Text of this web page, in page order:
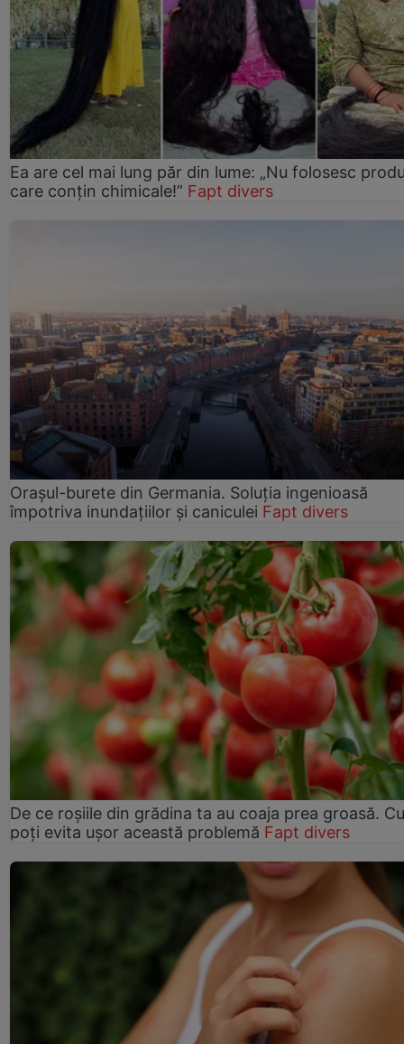
Ea are cel mai lung păr din lume: „Nu folosesc
care conțin chimicale!” Fapt divers
Orașul-burete din Germania. Soluția ingenioasă
împotriva inundațiilor și caniculei Fapt divers
De ce roșiile din grădina ta au coaja prea groasă.
poți evita ușor această problemă Fapt divers